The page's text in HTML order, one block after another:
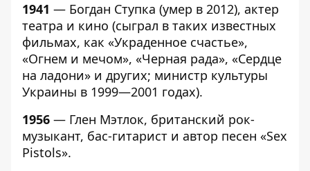
1941 — Богдан Ступка (умер в 2012), актер
театра и кино (сыграл в таких известных
фильмах, как «Украденное счастье»,
«Огнем и мечом», «Черная рада», «Сердце
на ладони» и других; министр культуры
Украины в 1999—2001 годах).
1956 — Глен Мэтлок, британский рок-
музыкант, бас-гитарист и автор песен «Sex
Pistols».